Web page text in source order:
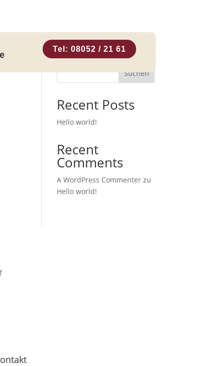
Tel: 08052 / 21 61
Suchen
Recent Posts
Hello world!
Recent
Comments
A WordPress Commenter zu
Hello world!